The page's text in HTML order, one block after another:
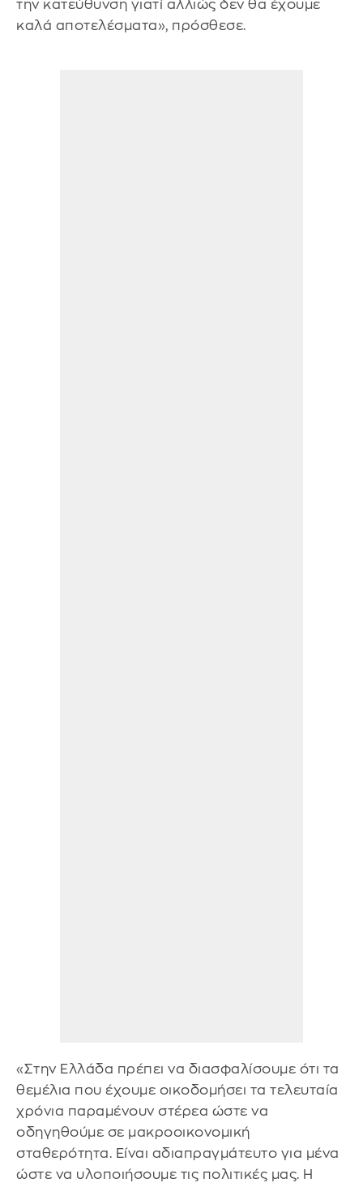
την κατεύθυνση γιατί αλλιώς δεν θα έχουμε
καλά αποτελέσματα», πρόσθεσε.
«Στην Ελλάδα πρέπει να διασφαλίσουμε ότι τα
θεμέλια που έχουμε οικοδομήσει τα τελευταία
χρόνια παραμένουν στέρεα ώστε να
οδηγηθούμε σε μακροοικονομική
σταθερότητα. Είναι αδιαπραγμάτευτο για μένα
ώστε να υλοποιήσουμε τις πολιτικές μας. Η